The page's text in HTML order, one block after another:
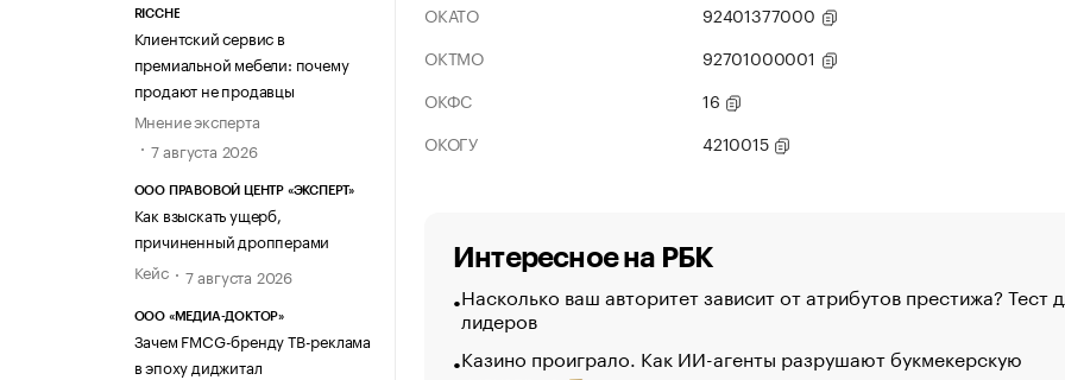
RICCHE
Клиентский сервис в
премиальной мебели: почему
продают не продавцы
Мнение эксперта
7 августа 2026
ООО ПРАВОВОЙ ЦЕНТР «ЭКСПЕРТ»
Как взыскать ущерб,
причиненный дропперами
Кейс
7 августа 2026
ООО «МЕДИА-ДОКТОР»
Зачем FMCG-бренду ТВ-реклама
в эпоху диджитал
ОКАТО
92401377000
ОКТМО
92701000001
ОКФС
16
ОКОГУ
4210015
Интересное на РБК
Насколько ваш авторитет зависит от атрибутов престижа? Тест
лидеров
Казино проиграло. Как ИИ-агенты разрушают букмекерскую